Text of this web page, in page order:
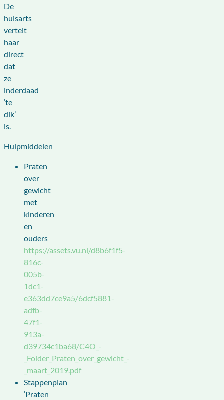
De
huisarts
vertelt
haar
direct
dat
ze
inderdaad
‘te
dik’
is.
Hulpmiddelen
Praten
over
gewicht
met
kinderen
en
ouders
https://assets.vu.nl/d8b6f1f5-
816c-
005b-
1dc1-
e363dd7ce9a5/6dcf5881-
adfb-
47f1-
913a-
d39734c1ba68/C4O_-
_Folder_Praten_over_gewicht_-
_maart_2019.pdf
Stappenplan
‘Praten